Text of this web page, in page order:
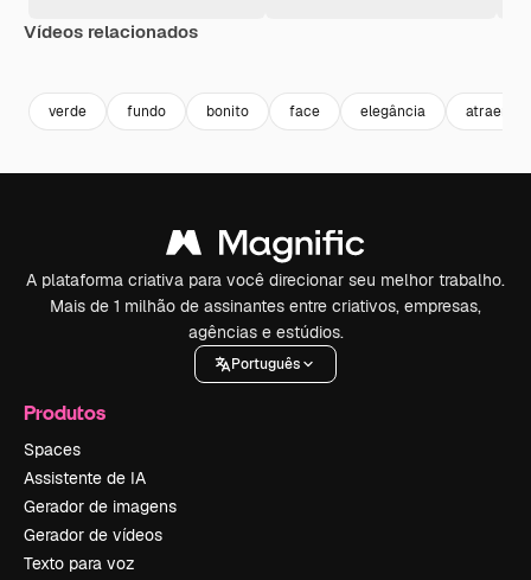
Vídeos relacionados
verde fundo bonito face elegância atraente
A plataforma criativa para você direcionar seu melhor trabalho.
Mais de 1 milhão de assinantes entre criativos, empresas,
agências e estúdios.
Português
Produtos
Spaces
Assistente de IA
Gerador de imagens
Gerador de vídeos
Texto para voz